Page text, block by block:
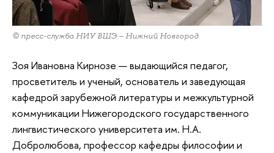
© пресс-служба НИУ ВШЭ – Нижний Новгород
Зоя Ивановна Кирнозе — выдающийся педагог,
просветитель и ученый, основатель и заведующая
кафедрой зарубежной литературы и межкультурной
коммуникации Нижегородского государственного
лингвистического университета им. Н.А.
Добролюбова, профессор кафедры философии и